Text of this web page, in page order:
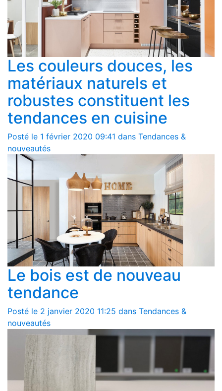
Les couleurs douces, les
matériaux naturels et
robustes constituent les
tendances en cuisine
Posté le 1 février 2020 09:41 dans Tendances &
nouveautés
Le bois est de nouveau
tendance
Posté le 2 janvier 2020 11:25 dans Tendances &
nouveautés